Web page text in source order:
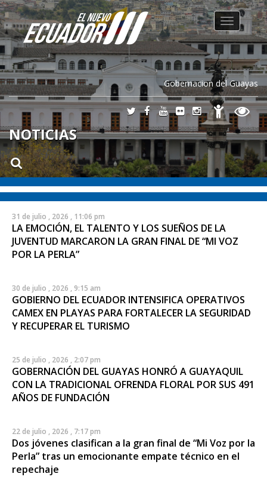
Gobernacion del Guayas
Toggle
navigation
NOTICIAS
31 de julio , 2026 , 11:06 pm
LA EMOCIÓN, EL TALENTO Y LOS SUEÑOS DE LA
JUVENTUD MARCARON LA GRAN FINAL DE “MI VOZ
POR LA PERLA”
30 de julio , 2026 , 9:15 am
GOBIERNO DEL ECUADOR INTENSIFICA OPERATIVOS
CAMEX EN PLAYAS PARA FORTALECER LA SEGURIDAD
Y RECUPERAR EL TURISMO
25 de julio , 2026 , 2:07 pm
GOBERNACIÓN DEL GUAYAS HONRÓ A GUAYAQUIL
CON LA TRADICIONAL OFRENDA FLORAL POR SUS 491
AÑOS DE FUNDACIÓN
22 de julio , 2026 , 7:17 pm
Dos jóvenes clasifican a la gran final de “Mi Voz por la
Perla” tras un emocionante empate técnico en el
repechaje